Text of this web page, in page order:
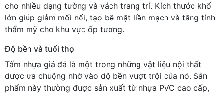
cho nhiều dạng tường và vách trang trí. Kích thước khổ
lớn giúp giảm mối nối, tạo bề mặt liền mạch và tăng tính
thẩm mỹ cho khu vực ốp tường.
Độ bền và tuổi thọ
Tấm nhựa giả đá là một trong những vật liệu nội thất
được ưa chuộng nhờ vào độ bền vượt trội của nó. Sản
phẩm này thường được sản xuất từ nhựa PVC cao cấp,